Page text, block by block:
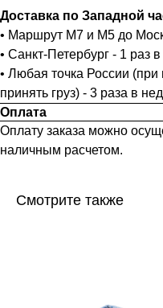
Доставка по Западной
• Маршрут М7 и М5 до
• Санкт-Петербург - 1 раз
• Любая точка России (при
принять груз) - 3 раза в
Оплата
Оплату заказа можно
наличным расчетом.
Смотрите также